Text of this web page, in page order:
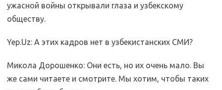
ужасной войны открывали глаза и узбекскому
обществу.
Yep.Uz: А этих кадров нет в узбекистанских СМИ?
Микола Дорошенко: Они есть, но их очень мало. Вы
же сами читаете и смотрите. Мы хотим, чтобы таких